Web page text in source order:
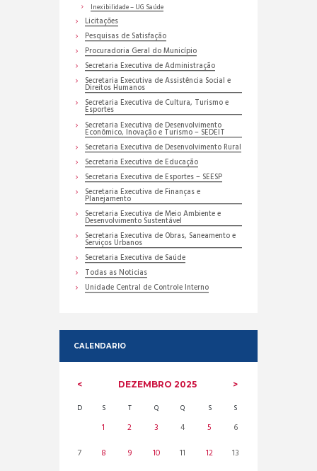
Inexibilidade – UG Saúde
Licitações
Pesquisas de Satisfação
Procuradoria Geral do Município
Secretaria Executiva de Administração
Secretaria Executiva de Assistência Social e
Direitos Humanos
Secretaria Executiva de Cultura, Turismo e
Esportes
Secretaria Executiva de Desenvolvimento
Econômico, Inovação e Turismo – SEDEIT
Secretaria Executiva de Desenvolvimento Rural
Secretaria Executiva de Educação
Secretaria Executiva de Esportes – SEESP
Secretaria Executiva de Finanças e
Planejamento
Secretaria Executiva de Meio Ambiente e
Desenvolvimento Sustentável
Secretaria Executiva de Obras, Saneamento e
Serviços Urbanos
Secretaria Executiva de Saúde
Todas as Noticias
Unidade Central de Controle Interno
CALENDARIO
DEZEMBRO 2025
D S T Q Q S S
1 2 3 4 5
6
7
8 9 10 11 12 13